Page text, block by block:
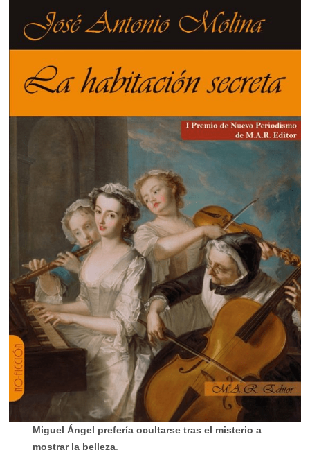
Miguel Ángel prefería ocultarse tras el misterio a
mostrar la belleza.